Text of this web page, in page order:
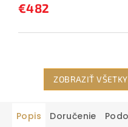
€482
ZOBRAZIŤ
Popis Doručenie